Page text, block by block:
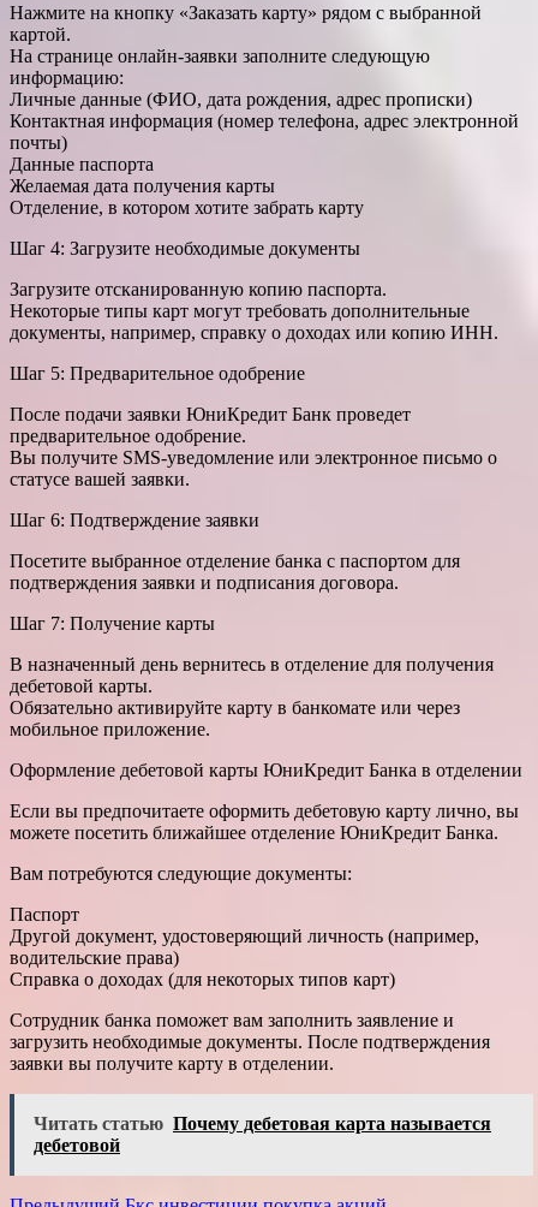
Нажмите на кнопку «Заказать карту» рядом с выбранной
картой.
На странице онлайн-заявки заполните следующую
информацию:
Личные данные (ФИО, дата рождения, адрес прописки)
Контактная информация (номер телефона, адрес электронной
почты)
Данные паспорта
Желаемая дата получения карты
Отделение, в котором хотите забрать карту
Шаг 4: Загрузите необходимые документы
Загрузите отсканированную копию паспорта.
Некоторые типы карт могут требовать дополнительные
документы, например, справку о доходах или копию ИНН.
Шаг 5: Предварительное одобрение
После подачи заявки ЮниКредит Банк проведет
предварительное одобрение.
Вы получите SMS-уведомление или электронное письмо о
статусе вашей заявки.
Шаг 6: Подтверждение заявки
Посетите выбранное отделение банка с паспортом для
подтверждения заявки и подписания договора.
Шаг 7: Получение карты
В назначенный день вернитесь в отделение для получения
дебетовой карты.
Обязательно активируйте карту в банкомате или через
мобильное приложение.
Оформление дебетовой карты ЮниКредит Банка в отделении
Если вы предпочитаете оформить дебетовую карту лично, вы
можете посетить ближайшее отделение ЮниКредит Банка.
Вам потребуются следующие документы:
Паспорт
Другой документ, удостоверяющий личность (например,
водительские права)
Справка о доходах (для некоторых типов карт)
Сотрудник банка поможет вам заполнить заявление и
загрузить необходимые документы. После подтверждения
заявки вы получите карту в отделении.
Читать статью Почему дебетовая карта называется
дебетовой